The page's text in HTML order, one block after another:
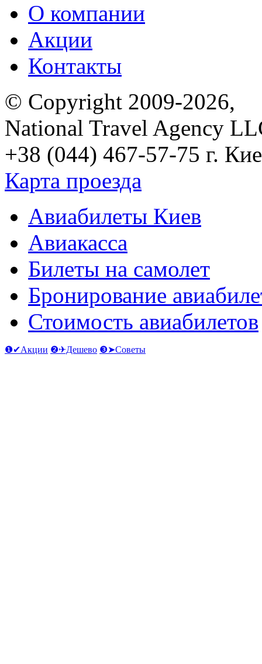
О компании
Акции
Контакты
© Copyright 2009-2026,
National Travel Agency
+38 (044) 467-57-75 г.
Карта проезда
Авиабилеты Киев
Авиакасса
Билеты на самолет
Бронирование
Стоимость авиабилетов
❶✔Акции ❷✈Дешево ❸➤Советы